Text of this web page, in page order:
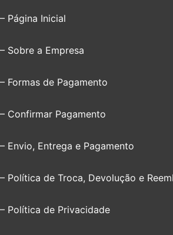
– Página Inicial
– Sobre a Empresa
– Formas de Pagamento
– Confirmar Pagamento
– Envio, Entrega e Pagamento
– Política de Troca, Devolução e
– Política de Privacidade